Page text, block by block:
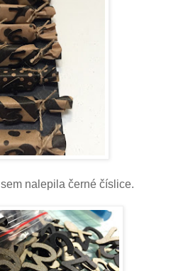
nalepila černé číslice.